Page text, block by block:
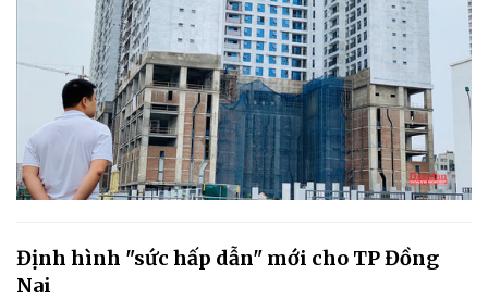
Định hình "sức hấp dẫn" mới cho TP Đồng
Nai